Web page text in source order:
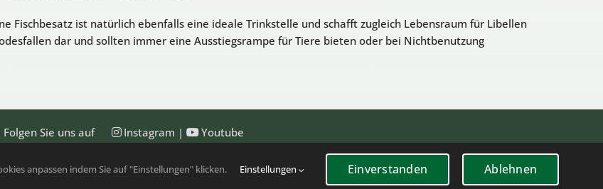
Fischbesatz ist natürlich ebenfalls eine ideale Trinkstelle und schafft zugleich Lebensraum für Libellen
dar und sollten immer eine Ausstiegsrampe für Tiere bieten oder bei Nichtbenutzung
Folgen Sie uns auf Instagram |
Youtube
der Kleingartenvereine Deutschlands e.V. | Alle Rechte vorbehalten
Kontakt|Presse|Impressum|Datenschutz
anpassen indem Sie auf "Einstellungen" klicken. Einstellungen Einverstanden Ablehnen